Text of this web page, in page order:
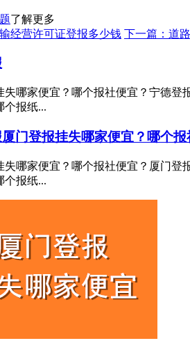
了解更多
经营许可证登报多少钱 下一篇：道
失哪家便宜？哪个报社便宜？宁德登
个报纸...
厦门登报挂失哪家便宜？哪个报
失哪家便宜？哪个报社便宜？厦门
个报纸...